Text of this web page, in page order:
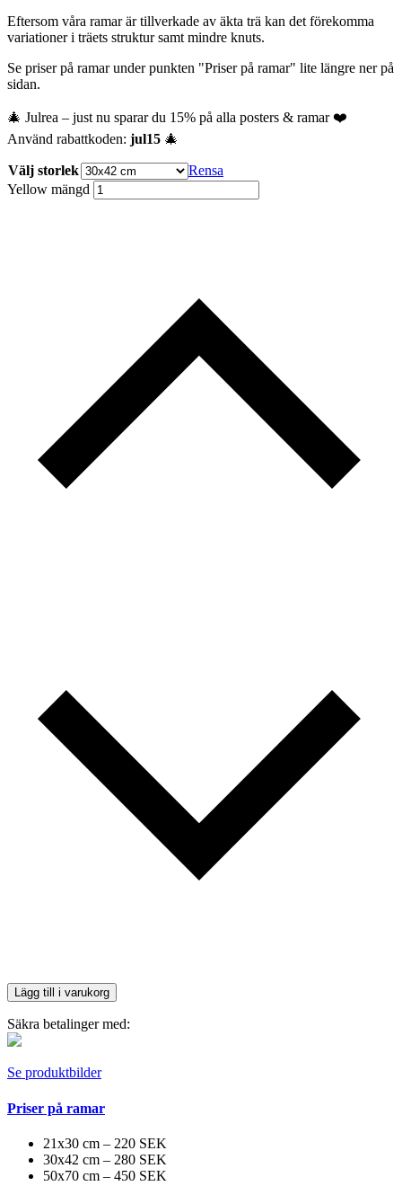
Eftersom våra ramar är tillverkade av äkta trä kan det förekomma
variationer i träets struktur samt mindre knuts.
Se priser på ramar under punkten "Priser på ramar" lite längre ner på
sidan.
🎄 Julrea – just nu sparar du 15% på alla posters & ramar ❤️
Använd rabattkoden: jul15 🎄
Välj storlek
Rensa
Yellow mängd
Lägg till i varukorg
Säkra betalinger med:
Se produktbilder
Priser på ramar
21x30 cm – 220 SEK
30x42 cm – 280 SEK
50x70 cm – 450 SEK